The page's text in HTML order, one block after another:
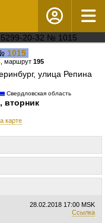
1015
, маршрут 195
улица Репина
Свердловская область
вторник
карте
28.02.2018 17:00 MSK
Ссылка